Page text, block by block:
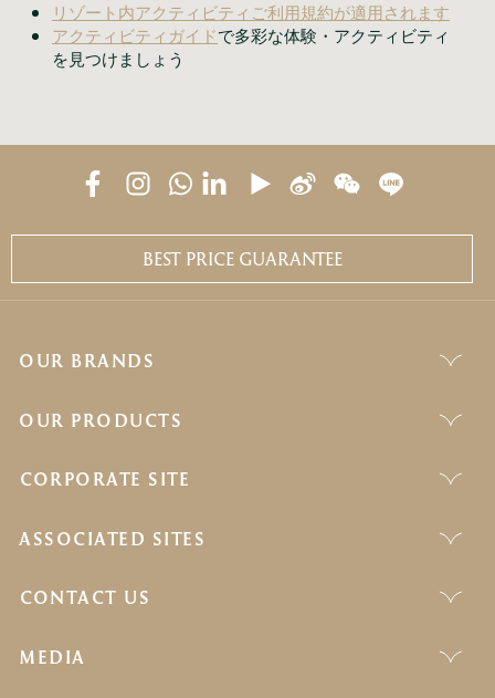
リゾート内アクティビティご利用規約が適用されます
アクティビティガイドで多彩な体験・アクティビティ
を見つけましょう
BEST PRICE GUARANTEE
OUR BRANDS
OUR PRODUCTS
CORPORATE SITE
ASSOCIATED SITES
CONTACT US
MEDIA